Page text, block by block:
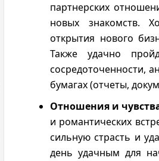
партнерских
новых знакомств.
открытия нового
Также удачно
сосредоточенности,
бумагах (отчеты,
Отношения и
и романтических
сильную страсть и
день удачным для